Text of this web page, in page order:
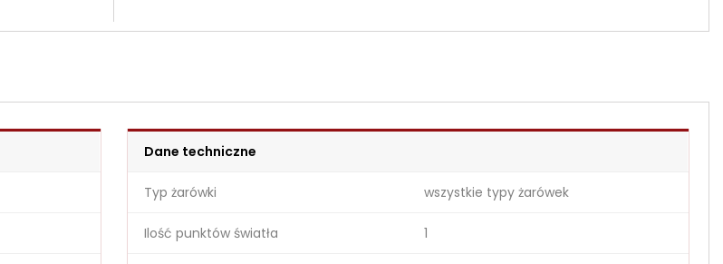
Dane techniczne
Typ żarówki wszystkie typy żarówek
Ilość punktów światła 1